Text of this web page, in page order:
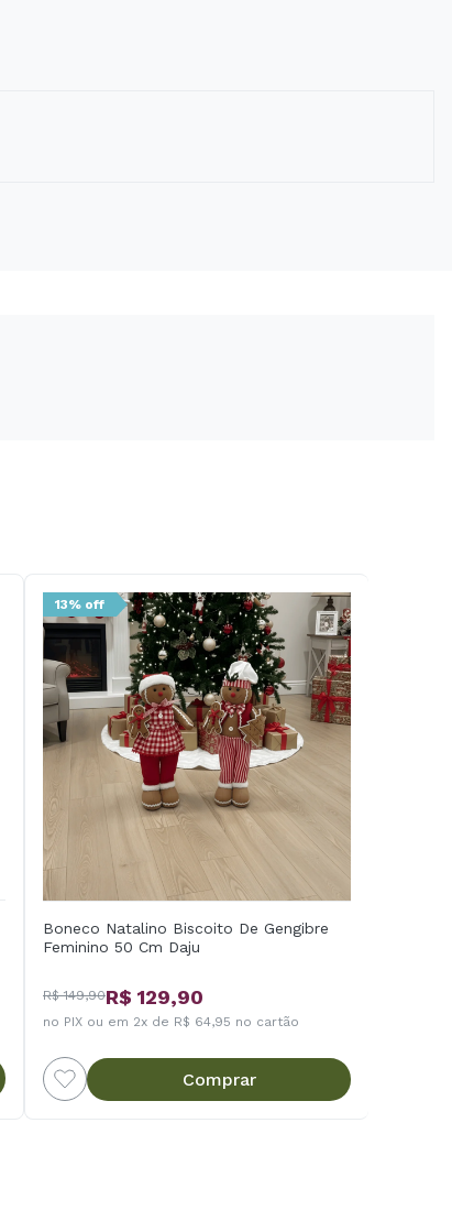
13% off
Boneco Natalino Biscoito De Gengibre
Feminino 50 Cm Daju
R$ 149,90R$ 129,90
no PIX ou em 2x de R$ 64,95 no cartão
Comprar